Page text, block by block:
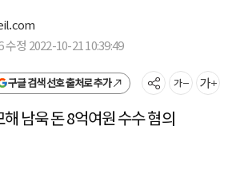
수정 2022-10-21 10:39:49
구글 검색 선호 출처로 추가
남욱 돈 8억여원 수수 혐의